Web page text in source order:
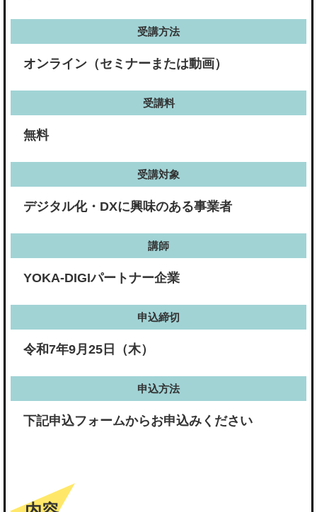
受講方法
オンライン（セミナーまたは動画）
受講料
無料
受講対象
デジタル化・DXに興味のある事業者
講師
YOKA-DIGIパートナー企業
申込締切
令和7年9月25日（木）
申込方法
下記申込フォームからお申込みください